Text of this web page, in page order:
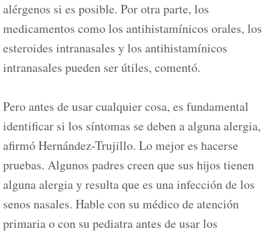
alérgenos si es posible. Por otra parte, los
medicamentos como los antihistamínicos orales, los
esteroides intranasales y los antihistamínicos
intranasales pueden ser útiles, comentó.
Pero antes de usar cualquier cosa, es fundamental
identificar si los síntomas se deben a alguna alergia,
afirmó Hernández-Trujillo. Lo mejor es hacerse
pruebas. Algunos padres creen que sus hijos tienen
alguna alergia y resulta que es una infección de los
senos nasales. Hable con su médico de atención
primaria o con su pediatra antes de usar los